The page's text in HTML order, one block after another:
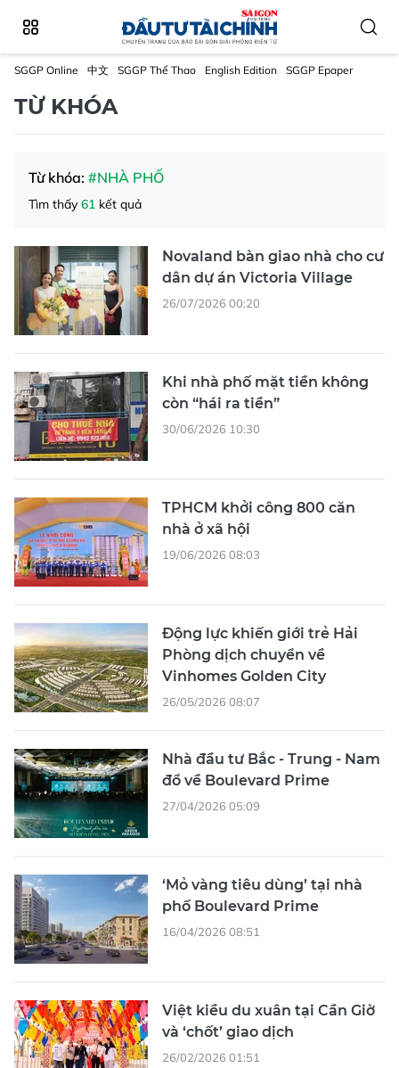
SGGP Online 中文 SGGP Thể Thao English Edition SGGP Epaper
TỪ KHÓA
Từ khóa: #NHÀ PHỐ
Tìm thấy 61 kết quả
Novaland bàn giao nhà cho cư
dân dự án Victoria Village
26/07/2026 00:20
Khi nhà phố mặt tiền không
còn “hái ra tiền”
30/06/2026 10:30
TPHCM khởi công 800 căn
nhà ở xã hội
19/06/2026 08:03
Động lực khiến giới trẻ Hải
Phòng dịch chuyển về
Vinhomes Golden City
26/05/2026 08:07
Nhà đầu tư Bắc - Trung - Nam
đổ về Boulevard Prime
27/04/2026 05:09
‘Mỏ vàng tiêu dùng’ tại nhà
phố Boulevard Prime
16/04/2026 08:51
Việt kiều du xuân tại Cần Giờ
và ‘chốt’ giao dịch
26/02/2026 01:51